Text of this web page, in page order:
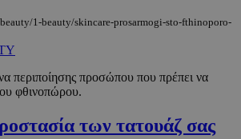
1-beauty/skincare-prosarmogi-sto-fthinoporo-
περιποίησης προσώπου που πρέπει να
φθινοπώρου.
των τατουάζ σας